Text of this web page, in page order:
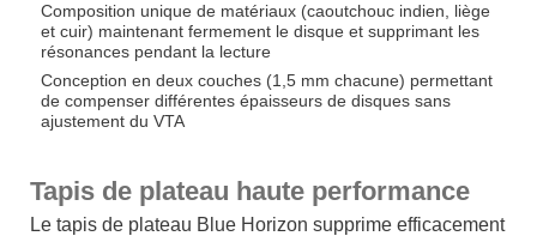
Composition unique de matériaux (caoutchouc indien, liège
et cuir) maintenant fermement le disque et supprimant les
résonances pendant la lecture
Conception en deux couches (1,5 mm chacune) permettant
de compenser différentes épaisseurs de disques sans
ajustement du VTA
Tapis de plateau haute performance
Le tapis de plateau Blue Horizon supprime efficacement